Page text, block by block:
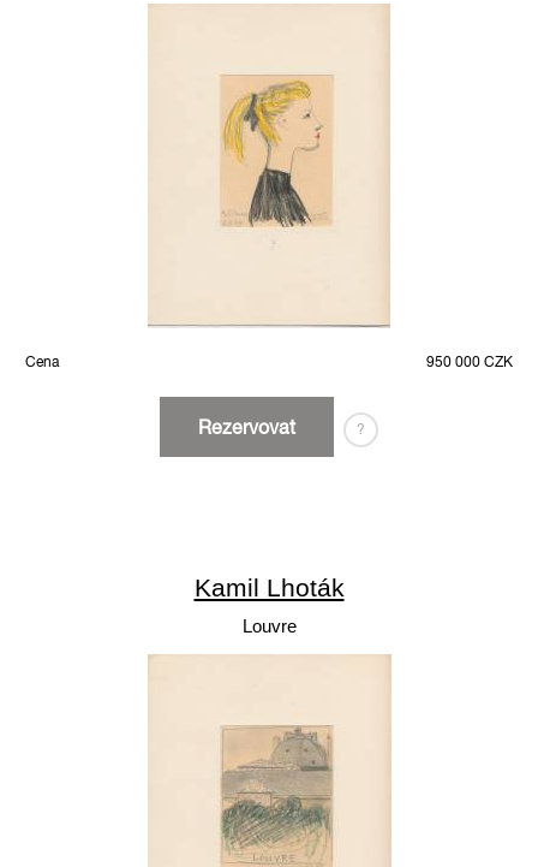
Cena 950 000 CZK
Rezervovat ?
Kamil Lhoták
Louvre